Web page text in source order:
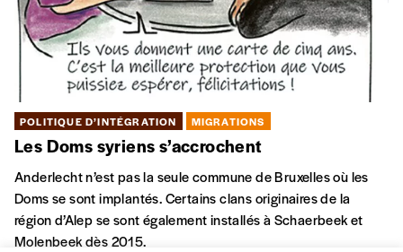
POLITIQUE D’INTÉGRATION MIGRATIONS
Les Doms syriens s’accrochent
Anderlecht n’est pas la seule commune de Bruxelles où les
Doms se sont implantés. Certains clans originaires de la
région d’Alep se sont également installés à Schaerbeek et
Molenbeek dès 2015.